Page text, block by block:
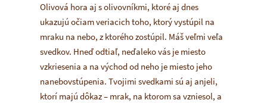
Olivová hora aj s olivovníkmi, ktoré aj dnes
ukazujú očiam veriacich toho, ktorý vystúpil na
mraku na nebo, z ktorého zostúpil. Máš veľmi veľa
svedkov. Hneď odtiaľ, neďaleko vás je miesto
vzkriesenia a na východ od neho je miesto jeho
nanebovstúpenia. Tvojimi svedkami sú aj anjeli,
ktorí majú dôkaz – mrak, na ktorom sa vzniesol, a